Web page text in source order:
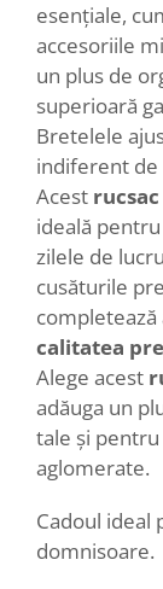
esențiale,
accesoriile
un plus de
superioară
Bretelele
indiferent de
Acest
ideală
zilele de
cusăturile
completează
calitatea
Alege acest
adăuga un
tale și
aglomerate.
Cadoul ideal
domnisoare.